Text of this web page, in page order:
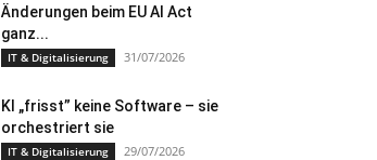
Änderungen beim EU AI Act
ganz...
IT & Digitalisierung 31/07/2026
KI „frisst” keine Software – sie
orchestriert sie
IT & Digitalisierung 29/07/2026